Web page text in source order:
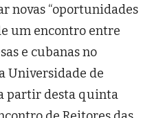
novas “oportunidades
um encontro entre
e cubanas no
Universidade de
partir desta quinta